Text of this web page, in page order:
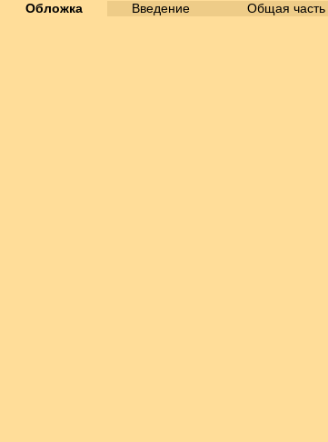
Обложка Введение Общая часть